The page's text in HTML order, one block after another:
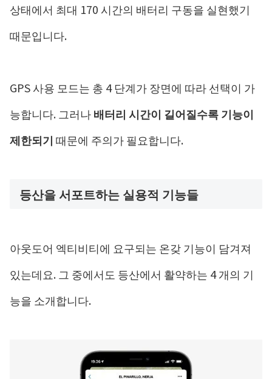
상태에서 최대 170 시간의 배터리 구동을 실현했기
때문입니다.
GPS 사용 모드는 총 4 단계가 장면에 따라 선택이 가
능합니다. 그러나배터리 시간이 길어질수록 기능이
제한되기 때문에 주의가 필요합니다.
등산을 서포트하는 실용적 기능들
아웃도어 엑티비티에 요구되는 온갖 기능이 담겨져
있는데요. 그 중에서도 등산에서 활약하는 4 개의 기
능을 소개합니다.